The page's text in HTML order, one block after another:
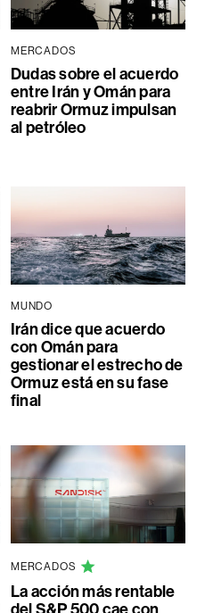
MERCADOS
Dudas sobre el acuerdo
entre Irán y Omán para
reabrir Ormuz impulsan
al petróleo
MUNDO
Irán dice que acuerdo
con Omán para
gestionar el estrecho de
Ormuz está en su fase
final
MERCADOS
La acción más rentable